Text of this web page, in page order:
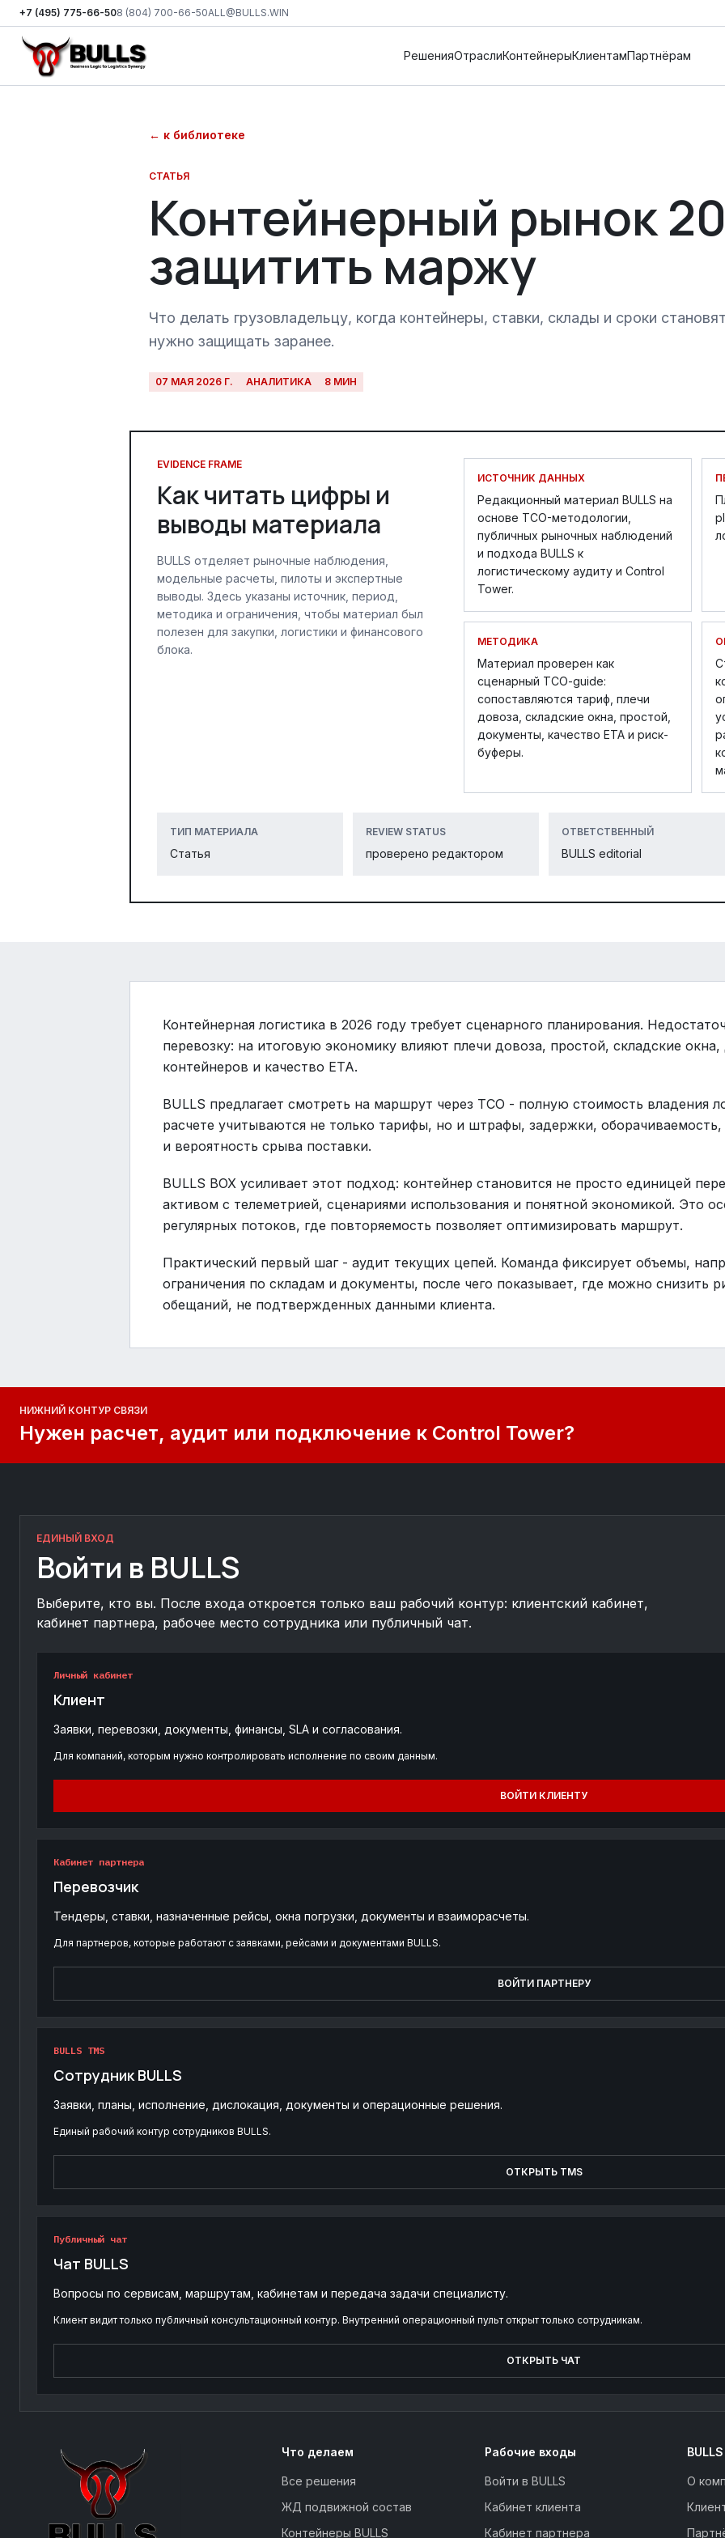
Перейти к основному контенту
+7 (495) 775-66-508 (804) 700-66-50ALL@BULLS.WIN
РешенияОтраслиКонтейнерыКлиентамПартнёрам
← к библиотеке
СТАТЬЯ
Контейнерный рынок
защитить маржу
Что делать грузовладельцу, когда контейнеры, ставки, склады и сроки
нужно защищать заранее.
07 МАЯ 2026 Г. АНАЛИТИКА 8 МИН
EVIDENCE FRAME
Как читать цифры и
выводы материала
BULLS отделяет рыночные наблюдения,
модельные расчеты, пилоты и экспертные
выводы. Здесь указаны источник, период,
методика и ограничения, чтобы материал был
полезен для закупки, логистики и финансового
блока.
ИСТОЧНИК ДАННЫХ
Редакционный материал BULLS на
основе TCO-методологии,
публичных рыночных наблюдений
и подхода BULLS к
логистическому аудиту и Control
Tower.
МЕТОДИКА
Материал проверен как
сценарный TCO-guide:
сопоставляются тариф, плечи
довоза, складские окна, простой,
документы, качество ETA и риск-
буферы.
ТИП МАТЕРИАЛА
Статья
REVIEW STATUS
проверено редактором
ОТВЕТСТВЕННЫЙ
BULLS editorial
Контейнерная логистика в 2026 году требует сценарного планирования.
перевозку: на итоговую экономику влияют плечи довоза, простой, складские
контейнеров и качество ETA.
BULLS предлагает смотреть на маршрут через TCO - полную стоимость владения
расчете учитываются не только тарифы, но и штрафы, задержки, оборачиваемость,
и вероятность срыва поставки.
BULLS BOX усиливает этот подход: контейнер становится не просто единицей
активом с телеметрией, сценариями использования и понятной экономикой. Это
регулярных потоков, где повторяемость позволяет оптимизировать маршрут.
Практический первый шаг - аудит текущих цепей. Команда фиксирует объемы,
ограничения по складам и документы, после чего показывает, где можно снизить
обещаний, не подтвержденных данными клиента.
НИЖНИЙ КОНТУР СВЯЗИ
Нужен расчет, аудит или подключение к Control Tower?
ЕДИНЫЙ ВХОД
Войти в BULLS
Выберите, кто вы. После входа откроется только ваш рабочий контур: клиентский кабинет,
кабинет партнера, рабочее место сотрудника или публичный чат.
Личный кабинет
Клиент
Заявки, перевозки, документы, финансы, SLA и согласования.
Для компаний, которым нужно контролировать исполнение по своим данным.
ВОЙТИ КЛИЕНТУ
Кабинет партнера
Перевозчик
Тендеры, ставки, назначенные рейсы, окна погрузки, документы и взаиморасчеты.
Для партнеров, которые работают с заявками, рейсами и документами BULLS.
ВОЙТИ ПАРТНЕРУ
BULLS TMS
Сотрудник BULLS
Заявки, планы, исполнение, дислокация, документы и операционные решения.
Единый рабочий контур сотрудников BULLS.
ОТКРЫТЬ TMS
Публичный чат
Чат BULLS
Вопросы по сервисам, маршрутам, кабинетам и передача задачи специалисту.
Клиент видит только публичный консультационный контур. Внутренний операционный пульт открыт только сотрудникам.
ОТКРЫТЬ ЧАТ
Что делаем
Все решения
ЖД подвижной состав
Контейнеры BULLS
Рабочие входы
Войти в BULLS
Кабинет клиента
Кабинет партнера
BULLS
О